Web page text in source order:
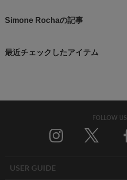
Simone Rochaの記事
最近チェックしたアイテム
FOLLOW US
USER GUIDE